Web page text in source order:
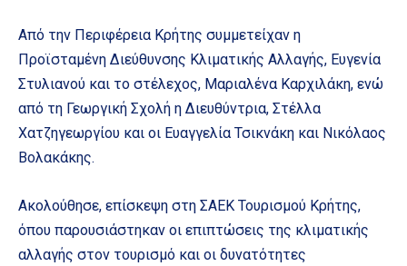
Από την Περιφέρεια Κρήτης συμμετείχαν η
Προϊσταμένη Διεύθυνσης Κλιματικής Αλλαγής, Ευγενία
Στυλιανού και το στέλεχος, Μαριαλένα Καρχιλάκη, ενώ
από τη Γεωργική Σχολή η Διευθύντρια, Στέλλα
Χατζηγεωργίου και οι Ευαγγελία Τσικνάκη και Νικόλαος
Βολακάκης.
Ακολούθησε, επίσκεψη στη ΣΑΕΚ Τουρισμού Κρήτης,
όπου παρουσιάστηκαν οι επιπτώσεις της κλιματικής
αλλαγής στον τουρισμό και οι δυνατότητες